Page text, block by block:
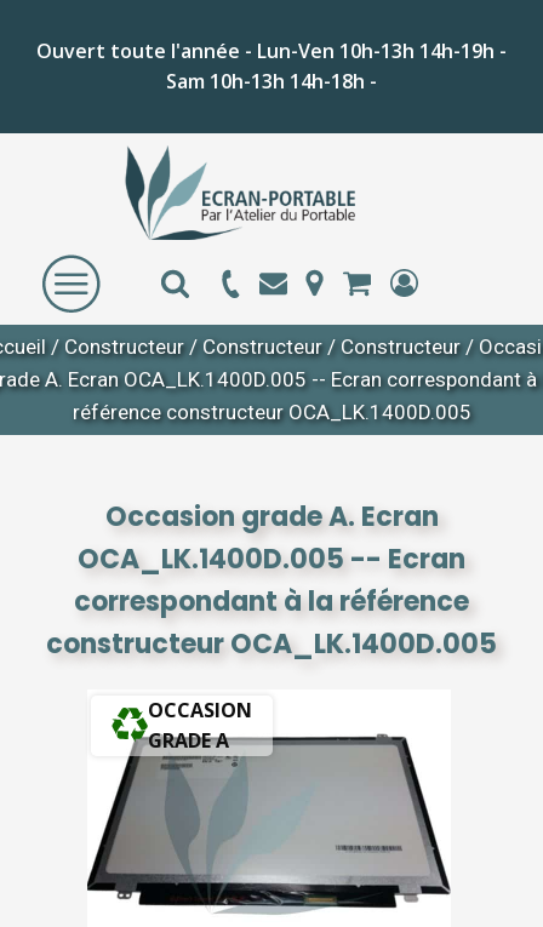
Ouvert toute l'année - Lun-Ven 10h-13h 14h-19h -
Sam 10h-13h 14h-18h -
/ Constructeur/ Constructeur/ Constructeur/
A. Ecran OCA_LK.1400D.005 -- Ecran correspondant à
référence constructeur OCA_LK.1400D.005
Occasion grade A. Ecran
OCA_LK.1400D.005 -- Ecran
correspondant à la référence
constructeur OCA_LK.1400D.005
OCCASION
GRADE A